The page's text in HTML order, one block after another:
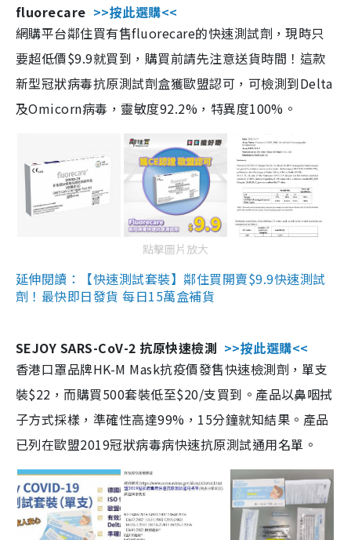
fluorecare >>按此選購<<
網購平台鄰住買有售fluorecare的快速測試劑，現時只
要超低價$9.9就買到，購買前請先注意送貨時間！這款
新型冠狀病毒抗原測試劑盒獲歐盟認可，可檢測到Delta
及Omicorn病毒，靈敏度92.2%，特異度100%。
點擊圖片放大
延伸閱讀：【快速測試套裝】鄰住買開賣$9.9快速測試
劑！最快即日發貨 每日15萬盒補貨
SEJOY SARS-CoV-2 抗原快速檢測 >>按此選購<<
香港口罩品牌HK-M Mask抗疫價發售快速檢測劑，單支
裝$22，而購買500套裝低至$20/支買到。產品以鼻咽拭
子方式採樣，準確性高達99%，15分鐘就知結果。產品
已列在歐盟2019冠狀病毒病快速抗原測試通用名單。